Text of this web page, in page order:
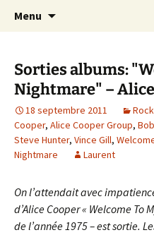
Laurent Rieppi
Journaliste musical ·
Conférencier
Menu
Sorties albums:
Nightmare" –
18 septembre 2011 Rock
Cooper, Alice Cooper Group,
Steve Hunter, Vince Gill,
Nightmare
Laurent
On l’attendait avec
d’Alice Cooper « Welcome To
de l’année 1975 – est sortie.